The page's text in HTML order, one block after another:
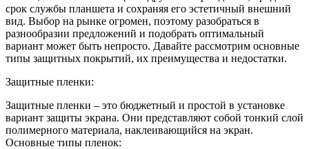
срок службы планшета и сохраняя его эстетичный внешний
вид. Выбор на рынке огромен, поэтому разобраться в
разнообразии предложений и подобрать оптимальный
вариант может быть непросто. Давайте рассмотрим основные
типы защитных покрытий, их преимущества и недостатки.
Защитные пленки:
Защитные пленки – это бюджетный и простой в установке
вариант защиты экрана. Они представляют собой тонкий слой
полимерного материала, наклеивающийся на экран.
Основные типы пленок: